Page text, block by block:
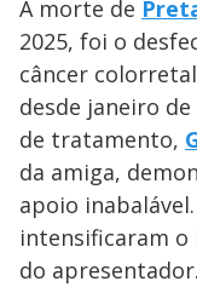
A morte de
2025, foi o
câncer
desde janeiro
de tratamento,
da amiga,
apoio
intensificaram o
do apresentador.